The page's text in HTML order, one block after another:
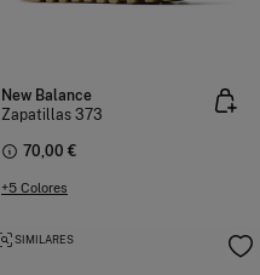
New Balance
Zapatillas 373
70,00 €
+5 Colores
SIMILARES